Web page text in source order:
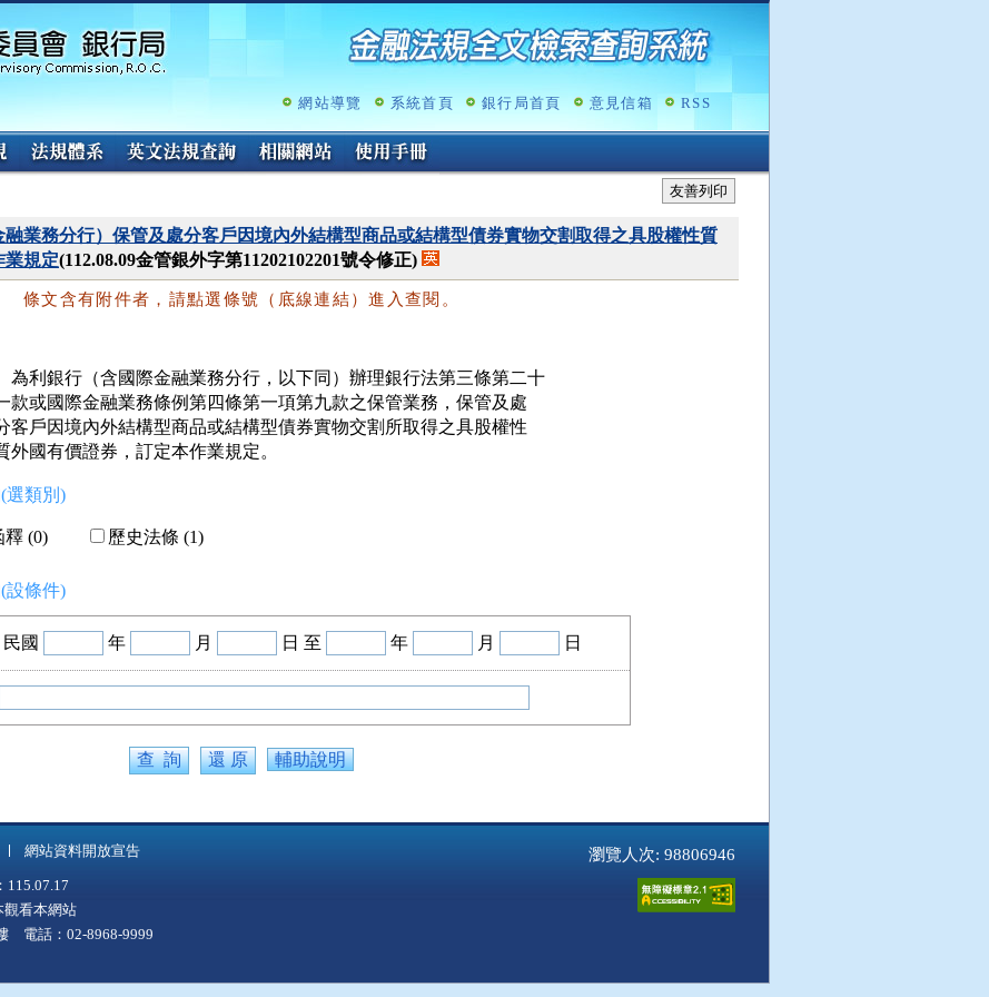
跳
容
網站導覽 系統首頁 銀行局首頁 意見信箱 RSS
友善列印
業務分行）保管及處分客戶因境內外結構型商品或結構型債券實物交割取得之具股權性質
業規定(112.08.09金管銀外字第11202102201號令修正)
條文含有附件者，請點選條號（底線連結）進入查閱。
為利銀行（含國際金融業務分行，以下同）辦理銀行法第三條第二十
一款或國際金融業務條例第四條第一項第九款之保管業務，保管及處
分客戶因境內外結構型商品或結構型債券實物交割所取得之具股權性
質外國有價證券，訂定本作業規定。
選類別)
釋 (0) 歷史法條 (1)
設條件)
民國 年 月 日 至 年 月 日
輔助說明
網站資料開放宣告 瀏覽人次: 98806946
115.07.17
觀看本網站
電話：02-8968-9999